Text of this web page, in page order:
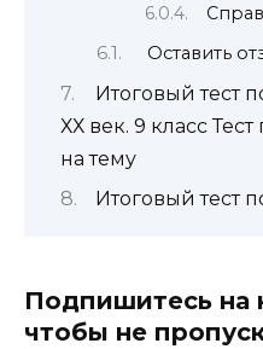
Оставить
Итоговый тест
ХХ век. 9 класс
на тему
Итоговый тест
Подпишитесь на
чтобы не